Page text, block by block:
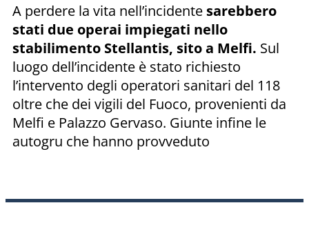
A perdere la vita nell’incidente sarebbero
stati due operai impiegati nello
stabilimento Stellantis, sito a Melfi. Sul
luogo dell’incidente è stato richiesto
l’intervento degli operatori sanitari del 118
oltre che dei vigili del Fuoco, provenienti da
Melfi e Palazzo Gervaso. Giunte infine le
autogru che hanno provveduto